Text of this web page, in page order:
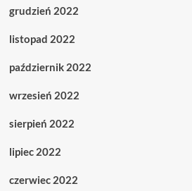
grudzień 2022
listopad 2022
październik 2022
wrzesień 2022
sierpień 2022
lipiec 2022
czerwiec 2022